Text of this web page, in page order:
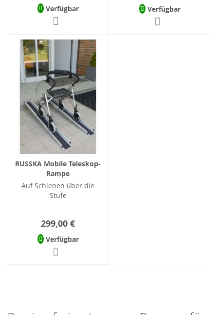
Verfügbar Verfügbar
RUSSKA Mobile Teleskop-
Rampe
Auf Schienen über die
Stufe
299,00 €
Verfügbar